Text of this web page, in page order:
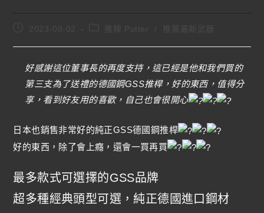
2023-08-02
好感謝這位董事長的再度支持，這已經是他和我們買的
第三支為了送禮的德國鋼GSS推桿，好的東西，值得分
享，看到好友用的喜歡，自己也會很開心
日本也銷售非常好的純正GSS德國鋼推桿
好的東西，除了會上癮，還會一買再買
最多款式可選擇的GSS品牌
超多種經典頭型可選，純正德國進口鋼材